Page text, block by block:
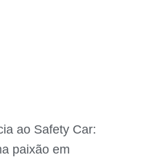
ao Safety Car:
paixão em